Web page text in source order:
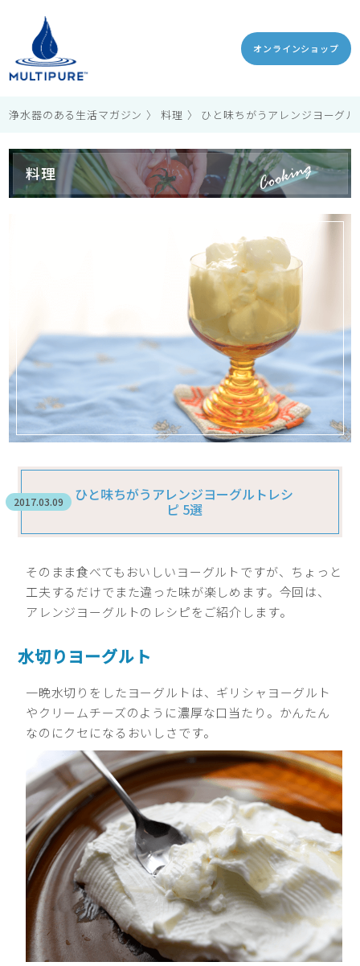
オンラインショップ
浄水器のある生活マガジン 料理 ひと味ちがうアレンジヨーグ
料理
ひと味ちがうアレンジヨーグルトレシ
ピ 5選
2017.03.09
そのまま食べてもおいしいヨーグルトですが、ちょっと
工夫するだけでまた違った味が楽しめます。今回は、
アレンジヨーグルトのレシピをご紹介します。
水切りヨーグルト
一晩水切りをしたヨーグルトは、ギリシャヨーグルト
やクリームチーズのように濃厚な口当たり。かんたん
なのにクセになるおいしさです。